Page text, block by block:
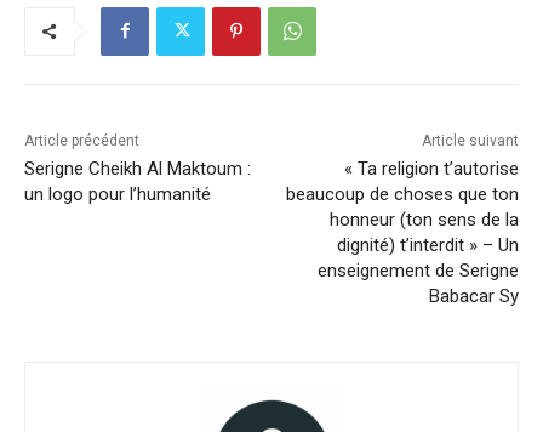
Article précédent
Serigne Cheikh Al Maktoum :
un logo pour l’humanité
Article suivant
« Ta religion t’autorise
beaucoup de choses que ton
honneur (ton sens de la
dignité) t’interdit » – Un
enseignement de Serigne
Babacar Sy